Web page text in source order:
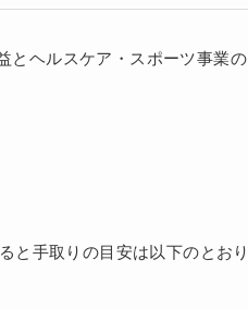
とヘルスケア・スポーツ事業の
と手取りの目安は以下のとおり